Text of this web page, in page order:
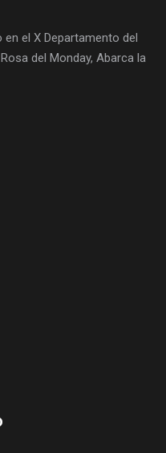
el X Departamento del
del Monday, Abarca la